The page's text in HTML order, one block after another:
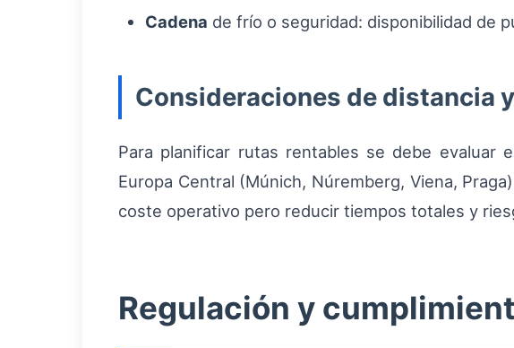
Cadena de frío o seguridad: disponibilidad de
Consideraciones de distancia
Para planificar rutas rentables se debe evaluar
Europa Central (Múnich, Núremberg, Viena,
coste operativo pero reducir tiempos totales y
Regulación y